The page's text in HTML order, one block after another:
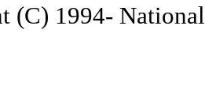
(C) 1994-